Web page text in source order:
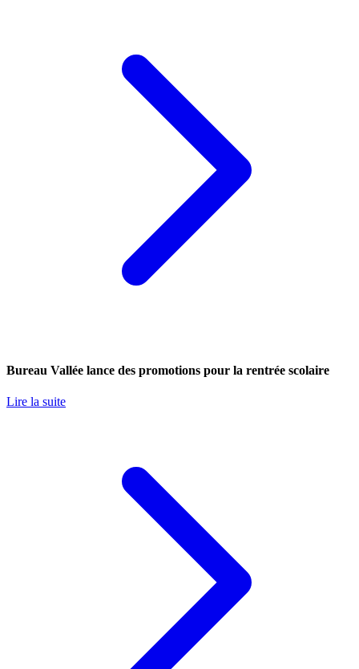
Bureau Vallée lance des promotions pour la rentrée scolaire
Lire la suite